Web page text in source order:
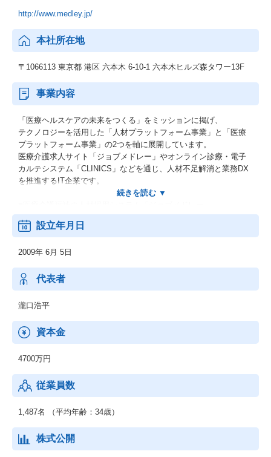
http://www.medley.jp/
本社所在地
〒1066113 東京都 港区 六本木 6-10-1 六本木ヒルズ森タワー13F
事業内容
「医療ヘルスケアの未来をつくる」をミッションに掲げ、
テクノロジーを活用した「人材プラットフォーム事業」と「医療
プラットフォーム事業」の2つを軸に展開しています。
医療介護求人サイト「ジョブメドレー」やオンライン診療・電子
カルテシステム「CLINICS」などを通じ、人材不足解消と業務DX
を推進するIT企業です。
■クラウド診療支援システム「CLINICS」
■オンライン医療事典「MEDLEY」
■患者とつながる調剤薬局窓口支援システム「Pharms」
設立年月日
2009年 6月 5日
代表者
瀧口浩平
資本金
4700万円
従業員数
1,487名 （平均年齢：34歳）
株式公開